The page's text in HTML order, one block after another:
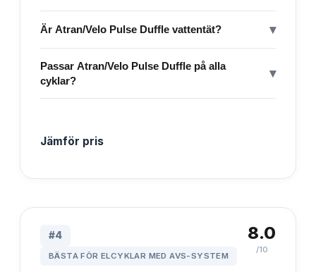
Är Atran/Velo Pulse Duffle vattentät? ▾
Passar Atran/Velo Pulse Duffle på alla
cyklar?
▾
Jämför pris
#4
BÄSTA FÖR ELCYKLAR MED AVS-SYSTEM
8.0
/10